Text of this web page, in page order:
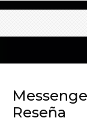
Reseña